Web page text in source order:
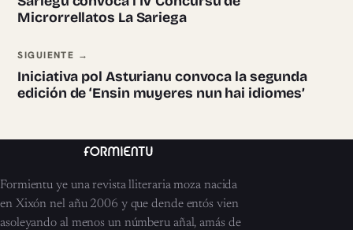
Microrrellatos La Sariega
SIGUIENTE →
Iniciativa pol Asturianu convoca la segunda
edición de ‘Ensin muyeres nun hai idiomes’
Formientu ye una revista lliteraria moza nacida
en Xixón nel añu 2006 y que dende entós vien
asoleyando al menos un númberu añal, amás de